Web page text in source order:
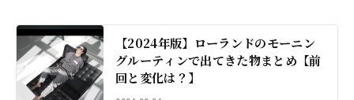
【2024年版】ローランドのモーニン
グルーティンで出てきた物まとめ【前
回と変化は？】